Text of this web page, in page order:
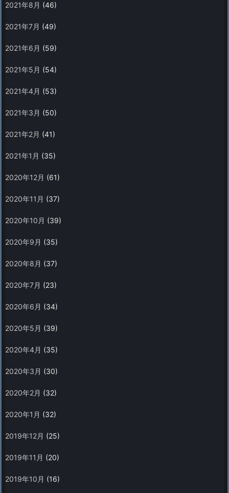
2021年8月 (46)
2021年7月 (49)
2021年6月 (59)
2021年5月 (54)
2021年4月 (53)
2021年3月 (50)
2021年2月 (41)
2021年1月 (35)
2020年12月 (61)
2020年11月 (37)
2020年10月 (39)
2020年9月 (35)
2020年8月 (37)
2020年7月 (23)
2020年6月 (34)
2020年5月 (39)
2020年4月 (35)
2020年3月 (30)
2020年2月 (32)
2020年1月 (32)
2019年12月 (25)
2019年11月 (20)
2019年10月 (16)